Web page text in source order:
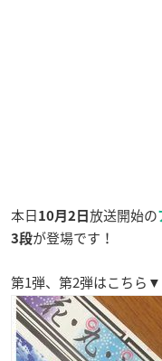
本日 10月2日 放送開始の
3段が登場です！
第1弾、第2弾はこちら▼